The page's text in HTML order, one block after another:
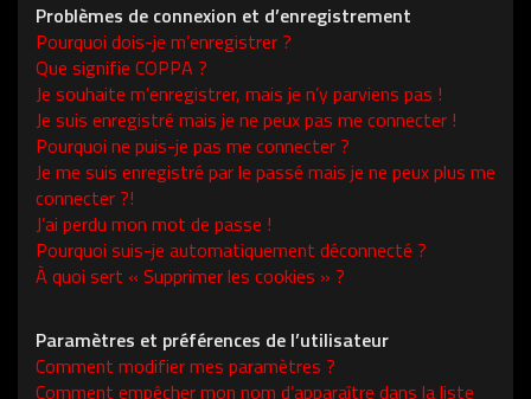
Problèmes de connexion et d’enregistrement
Pourquoi dois-je m’enregistrer ?
Que signifie COPPA ?
Je souhaite m’enregistrer, mais je n’y parviens pas !
Je suis enregistré mais je ne peux pas me connecter !
Pourquoi ne puis-je pas me connecter ?
Je me suis enregistré par le passé mais je ne peux plus me
connecter ?!
J’ai perdu mon mot de passe !
Pourquoi suis-je automatiquement déconnecté ?
À quoi sert « Supprimer les cookies » ?
Paramètres et préférences de l’utilisateur
Comment modifier mes paramètres ?
Comment empêcher mon nom d’apparaître dans la liste